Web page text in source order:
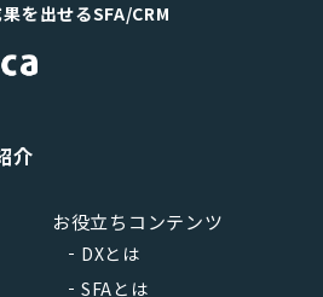
を出せるSFA/CRM
介
お役立ちコンテンツ
DXとは
SFAとは